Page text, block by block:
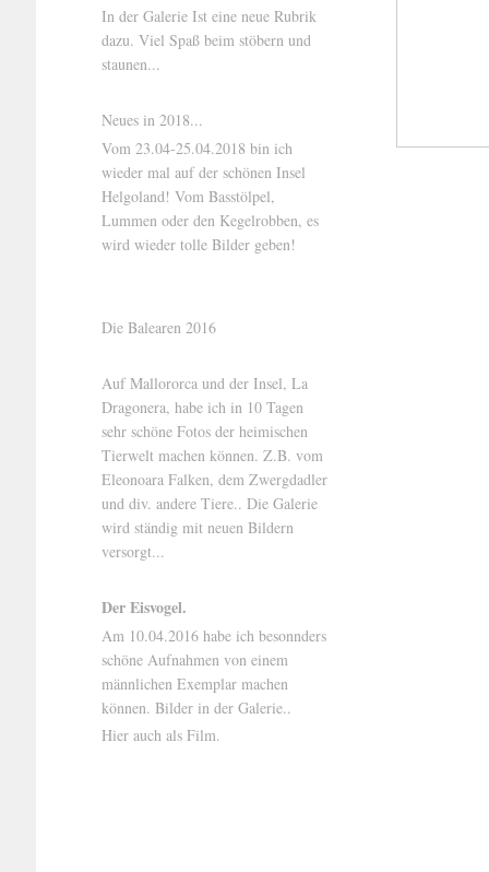
In der Galerie Ist eine neue Rubrik
dazu. Viel Spaß beim stöbern und
staunen...
Neues in 2018...
Vom 23.04-25.04.2018 bin ich
wieder mal auf der schönen Insel
Helgoland! Vom Basstölpel,
Lummen oder den Kegelrobben, es
wird wieder tolle Bilder geben!
Die Balearen 2016
Auf Mallororca und der Insel, La
Dragonera, habe ich in 10 Tagen
sehr schöne Fotos der heimischen
Tierwelt machen können. Z.B. vom
Eleonoara Falken, dem Zwergdadler
und div. andere Tiere.. Die Galerie
wird ständig mit neuen Bildern
versorgt...
Der Eisvogel.
Am 10.04.2016 habe ich besonnders
schöne Aufnahmen von einem
männlichen Exemplar machen
können. Bilder in der Galerie..
Hier auch als Film.